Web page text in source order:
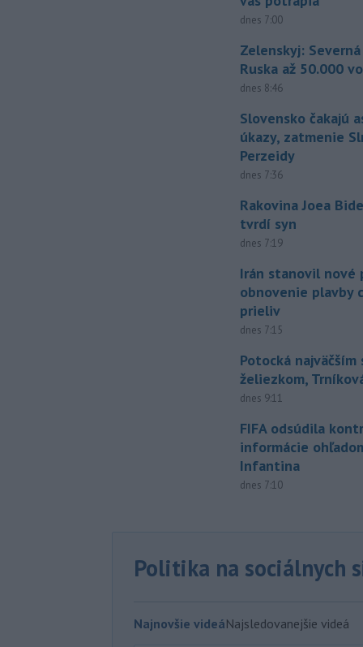
dnes 7:00
Zelenskyj:
Ruska až 50.000
dnes 8:46
Slovensko čakajú
úkazy, zatmenie
Perzeidy
dnes 7:36
Rakovina Joea
tvrdí syn
dnes 7:19
Irán stanovil nové
obnovenie plavby
prieliv
dnes 7:15
Potocká najväčším
želiezkom,
dnes 9:11
FIFA odsúdila
informácie
Infantina
dnes 7:10
Politika na sociálnych
Najnovšie videáNajsledovanejšie videá